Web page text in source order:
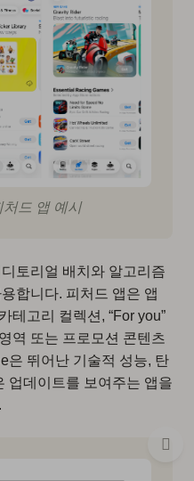
드 앱 예시
토리얼 배치와 알고리즘
합니다. 피처드 앱은 앱
테고리 컬렉션, “For you”
역 또는 프로모션 콘텐츠
은 뛰어난 기술적 성능, 탄
업데이트를 보여주는 앱을